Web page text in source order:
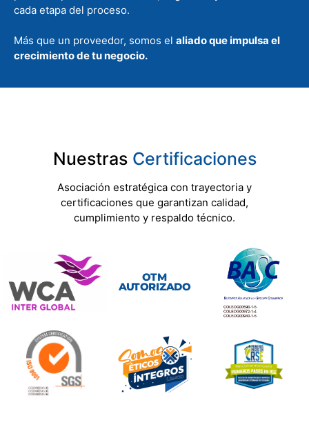
cada etapa del proceso.
Más que un proveedor, somos el aliado que impulsa el
crecimiento de tu negocio.
Nuestras Certificaciones
Asociación estratégica con trayectoria y
certificaciones que garantizan calidad,
cumplimiento y respaldo técnico.
OTM
AUTORIZADO